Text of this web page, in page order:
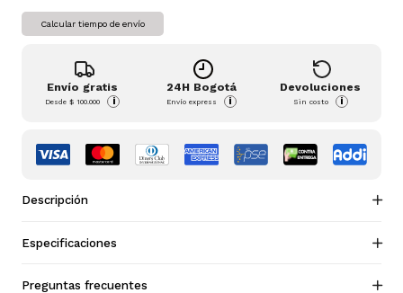
Calcular tiempo de envío
Envío gratis
Desde$ 100.000 i
24H Bogotá
Envío express i
Devoluciones
Sin costo i
Descripción
Especificaciones
Preguntas frecuentes